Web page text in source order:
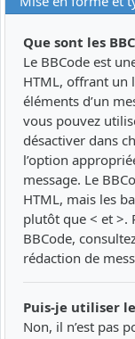
Que sont les
Le BBCode est
HTML, offrant un
éléments d’un
vous pouvez
désactiver dans
l’option
message. Le
HTML, mais les
plutôt que < et >.
BBCode,
rédaction de
Puis-je utiliser le
Non, il n’est pas